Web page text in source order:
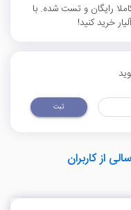
رایگان و تست شده. با
خرید کنید!
ثبت
از کاربران